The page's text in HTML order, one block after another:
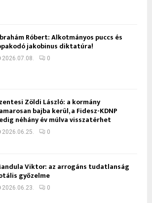
Róbert: Alkotmányos puccs és
jakobinus diktatúra!
2026.07.08. 0
Zöldi László: a kormány
bajba kerül, a Fidesz-KDNP
néhány év múlva visszatérhet
2026.06.25. 0
Viktor: az arrogáns tudatlanság
győzelme
2026.06.23. 0